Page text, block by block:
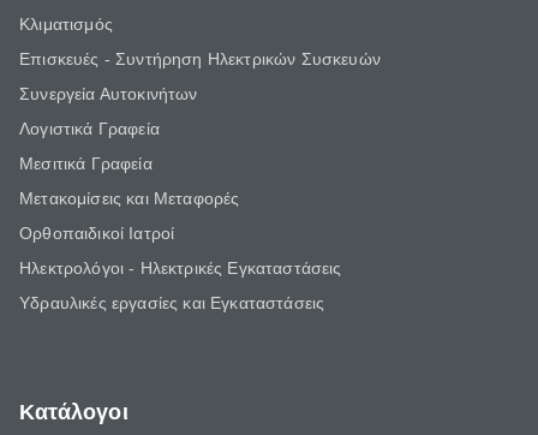
Κλιματισμός
Επισκευές - Συντήρηση Ηλεκτρικών Συσκευών
Συνεργεία Αυτοκινήτων
Λογιστικά Γραφεία
Μεσιτικά Γραφεία
Μετακομίσεις και Μεταφορές
Ορθοπαιδικοί Ιατροί
Ηλεκτρολόγοι - Ηλεκτρικές Εγκαταστάσεις
Υδραυλικές εργασίες και Εγκαταστάσεις
Κατάλογοι